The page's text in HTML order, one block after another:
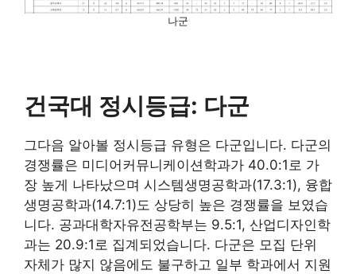
나군
건국대 정시등급: 다군
그다음 알아볼 정시등급 유형은 다군입니다. 다군의
경쟁률은 미디어커뮤니케이션학과가 40.0:1로 가
장 높게 나타났으며 시스템생명공학과(17.3:1), 융합
생명공학과(14.7:1)도 상당히 높은 경쟁률을 보였습
니다. 공과대학자유전공학부는 9.5:1, 산업디자인학
과는 20.9:1로 집계되었습니다. 다군은 모집 단위
자체가 많지 않음에도 불구하고 일부 학과에서 지원